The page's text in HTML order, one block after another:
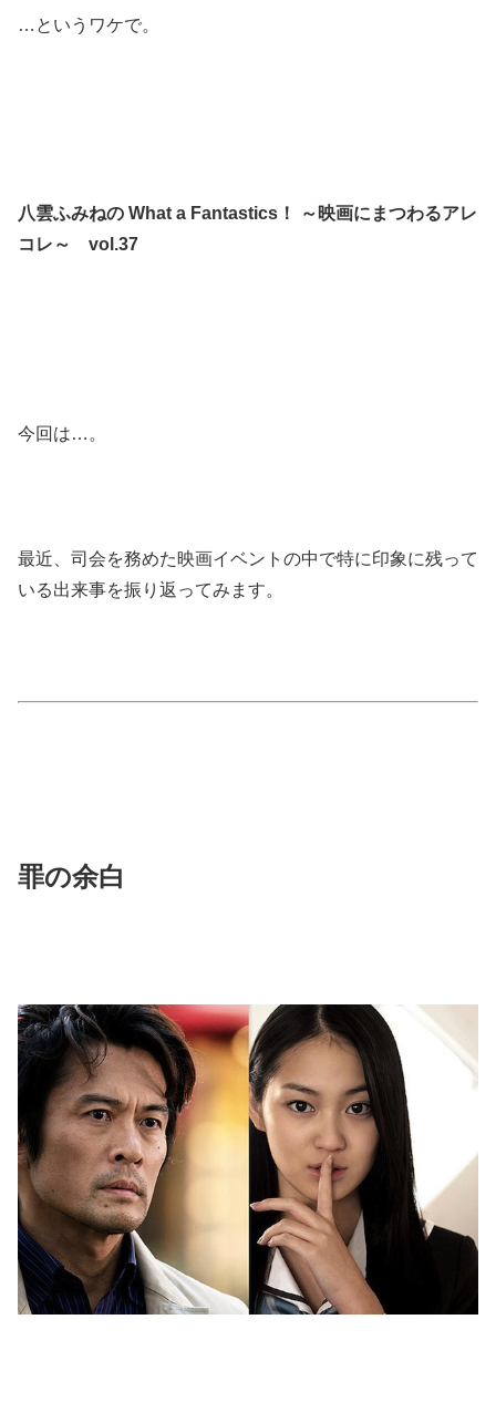
…というワケで。
八雲ふみねの What a Fantastics！ ～映画にまつわるアレ
コレ～ vol.37
今回は…。
最近、司会を務めた映画イベントの中で特に印象に残って
いる出来事を振り返ってみます。
罪の余白